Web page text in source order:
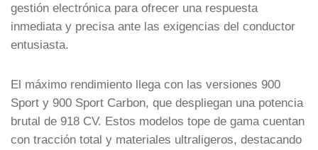
gestión electrónica para ofrecer una respuesta
inmediata y precisa ante las exigencias del conductor
entusiasta.
El máximo rendimiento llega con las versiones 900
Sport y 900 Sport Carbon, que despliegan una potencia
brutal de 918 CV. Estos modelos tope de gama cuentan
con tracción total y materiales ultraligeros, destacando